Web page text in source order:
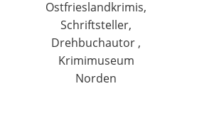
Ostfrieslandkrimis,
Schriftsteller,
Drehbuchautor ,
Krimimuseum
Norden